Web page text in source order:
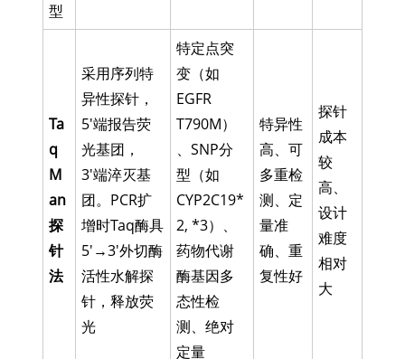
型
Ta
q
M
an
探
针
法
采用序列特
异性探针，
5'端报告荧
光基团，
3'端淬灭基
团。PCR扩
增时Taq酶具
5'→3'外切酶
活性水解探
针，释放荧
光
特定点突
变（如
EGFR
T790M）
、SNP分
型（如
CYP2C19*
2, *3）、
药物代谢
酶基因多
态性检
测、绝对
定量
特异性
高、可
多重检
测、定
量准
确、重
复性好
探针
成本
较
高、
设计
难度
相对
大